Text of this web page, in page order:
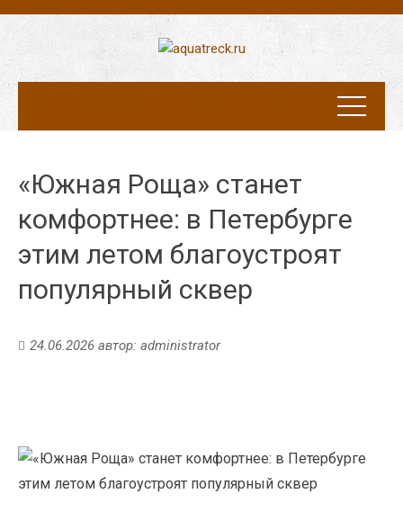
«Южная Роща» станет
комфортнее: в Петербурге
этим летом благоустроят
популярный сквер
24.06.2026 автор: administrator